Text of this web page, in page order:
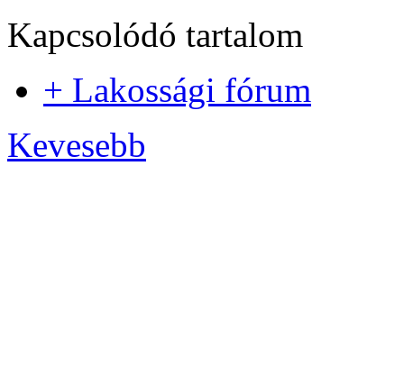
Kapcsolódó tartalom
+ Lakossági fórum
Kevesebb